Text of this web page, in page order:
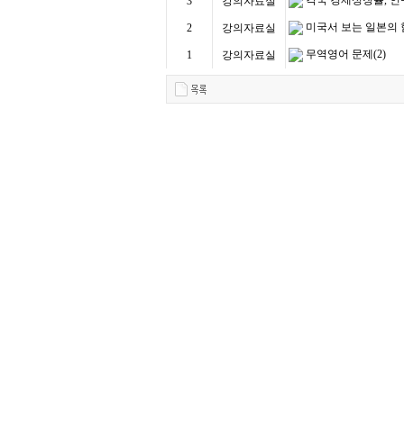
2 강의자료실 미국서 보는 일본의
1 강의자료실 무역영어 문제(2)